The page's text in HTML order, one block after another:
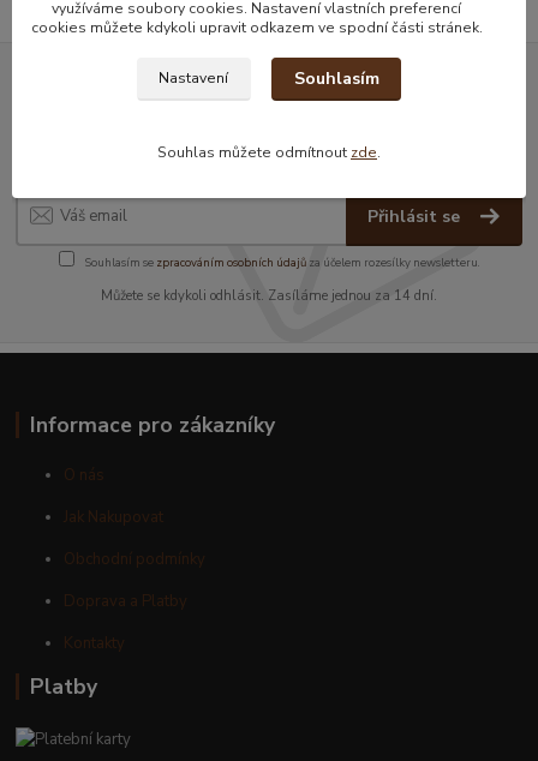
Nepropásněte novinky, akce a
slevy!
Přihlásit se
Souhlasím se zpracováním osobních údajůza účelem rozesílky newsletteru.
Můžete se kdykoli odhlásit. Zasíláme jednou za 14 dní.
Informace pro zákazníky
O nás
Jak Nakupovat
Obchodní podmínky
Doprava a Platby
Kontakty
Platby
využíváme soubory cookies. Nastavení vlastních preferencí
cookies můžete kdykoli upravit odkazem ve spodní části stránek.
Nastavení Souhlasím
Souhlas můžete odmítnout zde.